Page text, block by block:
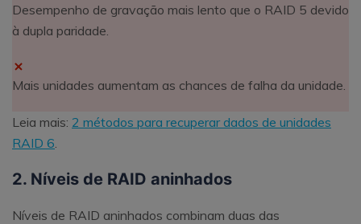
Desempenho de gravação mais lento que o RAID 5 devido
à dupla paridade.
Mais unidades aumentam as chances de falha da unidade.
Leia mais: 2 métodos para recuperar dados de unidades
RAID 6
2. Níveis de RAID aninhados
Níveis de RAID aninhados combinam duas das